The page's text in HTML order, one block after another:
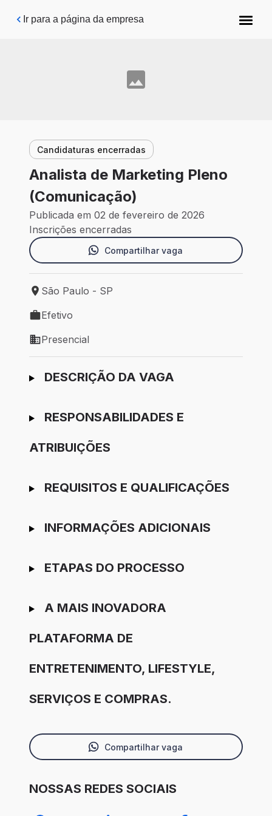
Pular para o conteúdo principal
Ir para a página da empresa
Candidaturas encerradas
Analista de Marketing Pleno
(Comunicação)
Publicada em 02 de fevereiro de 2026
Inscrições encerradas
Compartilhar vaga
Local de trabalho: São Paulo - SP
São Paulo - SP
Tipo de vaga: Efetivo
Efetivo
Modelo de trabalho: Presencial
Presencial
Ir para candidatura
DESCRIÇÃO DA VAGA
RESPONSABILIDADES E
ATRIBUIÇÕES
REQUISITOS E QUALIFICAÇÕES
INFORMAÇÕES ADICIONAIS
ETAPAS DO PROCESSO
A MAIS INOVADORA
PLATAFORMA DE
ENTRETENIMENTO, LIFESTYLE,
SERVIÇOS E COMPRAS.
Compartilhar vaga
NOSSAS REDES SOCIAIS